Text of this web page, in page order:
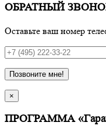
ОБРАТНЫЙ
Оставьте ваш номер
Позвоните мне!
×
ПРОГРАММА